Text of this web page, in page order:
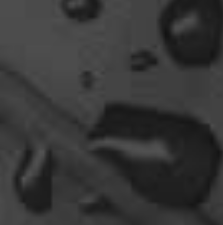
Tine, dir hätte es gefallen, da gab es
Drachen....jede Menge.
wie das schwert excalibur gefunden oder wieso
jedermanns Sache wäre..ja, wir haben Drachen
gefunden, gruselige Dinge,
abenteuerliche..blutrünstige und ganz viel Natur.